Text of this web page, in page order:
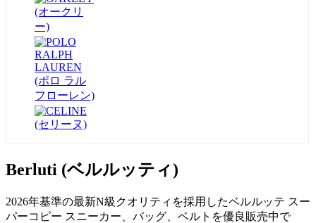
Berluti (ベルルッティ)
2026年基準の最新N級クオリティを採用したベルルッテ スー
パーコピー スニーカー、バッグ、ベルトを優良販売中で